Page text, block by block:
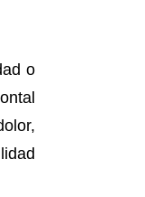
o